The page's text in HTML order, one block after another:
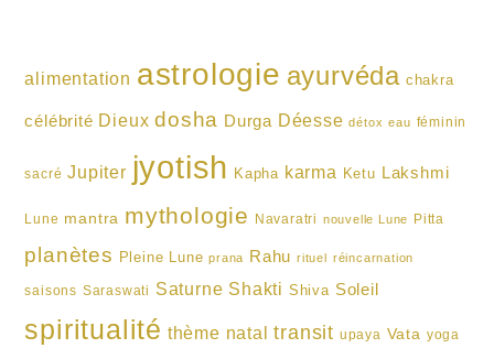
alimentation astrologie ayurvéda chakra
célébrité Dieux dosha Durga Déesse détox eau féminin
sacré Jupiter jyotish Kapha karma Ketu Lakshmi
Lune mantra mythologie Navaratri nouvelle Lune Pitta
planètes Pleine Lune prana Rahu rituel réincarnation
saisons Saraswati Saturne Shakti Shiva Soleil
spiritualité thème natal transit upaya Vata yoga